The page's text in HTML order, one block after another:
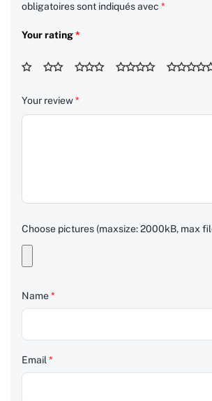
obligatoires sont indiqués avec *
Your rating*
Your review*
Choose pictures (maxsize: 2000kB, max
Name*
Email*